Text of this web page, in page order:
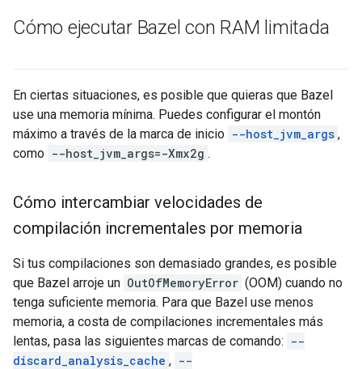
Cómo ejecutar Bazel con RAM limitada
En ciertas situaciones, es posible que quieras que Bazel
use una memoria mínima. Puedes configurar el montón
máximo a través de la marca de inicio --host_jvm_args ,
como --host_jvm_args=-Xmx2g .
Cómo intercambiar velocidades de
compilación incrementales por memoria
Si tus compilaciones son demasiado grandes, es posible
que Bazel arroje un OutOfMemoryError (OOM) cuando no
tenga suficiente memoria. Para que Bazel use menos
memoria, a costa de compilaciones incrementales más
lentas, pasa las siguientes marcas de comando: --
discard_analysis_cache , --